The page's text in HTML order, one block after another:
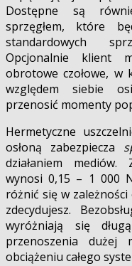
Dostępne są
sprzęgłem, które
standardowych
Opcjonalnie klient
obrotowe czołowe, w
względem siebie
przenosić momenty
Hermetyczne
osłoną zabezpiecza
działaniem
wynosi 0,15 – 1 000
różnić się w
zdecydujesz.
wyróżniają się
przenoszenia dużej
obciążeniu całego